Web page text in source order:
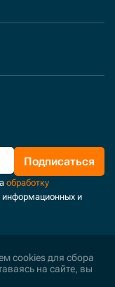
Подписаться
обработку
информационных и
cookies для сбора
на сайте, вы